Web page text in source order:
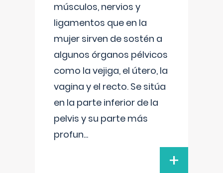
músculos, nervios y
ligamentos que en la
mujer sirven de sostén a
algunos órganos pélvicos
como la vejiga, el útero, la
vagina y el recto. Se sitúa
en la parte inferior de la
pelvis y su parte más
profun...
+